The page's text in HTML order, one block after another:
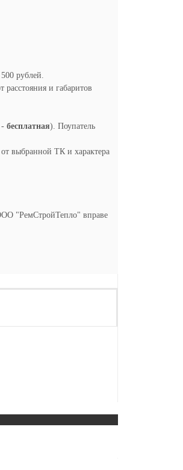
рублей.
и габаритов
- бесплатная). Поупатель
выбранной ТК и характера
ООО "РемСтройТепло" вправе